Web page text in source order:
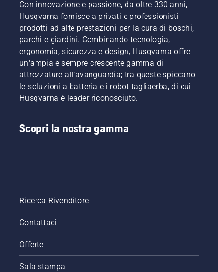
prodotti
a
questo
problema
è
notevolmente
ridotto.
Con innovazione e passione, da oltre 330 anni,
Husqvarna fornisce a privati e professionisti
prodotti ad alte prestazioni per la cura di boschi,
parchi e giardini. Combinando tecnologia,
ergonomia, sicurezza e design, Husqvarna offre
un'ampia e sempre crescente gamma di
attrezzature all’avanguardia; tra queste spiccano
le soluzioni a batteria e i robot tagliaerba, di cui
Husqvarna è leader riconosciuto.
Scopri la nostra gamma
Ricerca Rivenditore
Contattaci
Offerte
Sala stampa